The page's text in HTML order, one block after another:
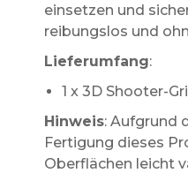
einsetzen und
reibungslos und
Lieferumfang:
1 x 3D Shooter-
Hinweis: Aufgrund
Fertigung dieses
Oberflächen leicht